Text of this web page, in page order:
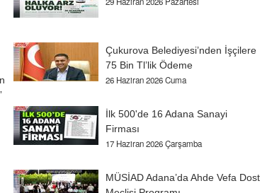
Çukurova Belediyesi’nden İşçilere
75 Bin Tl’lik Ödeme
26 Haziran 2026 Cuma
İlk 500'de 16 Adana Sanayi
Firması
17 Haziran 2026 Çarşamba
MÜSİAD Adana’da Ahde Vefa Dost